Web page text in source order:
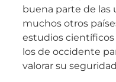
buena parte de las
muchos otros
estudios
los de occidente
valorar su